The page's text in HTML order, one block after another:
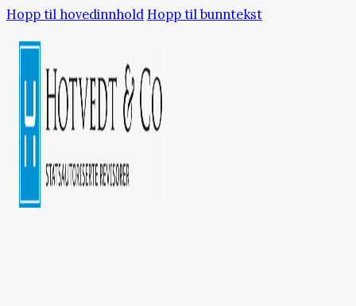
Hopp til hovedinnhold Hopp til bunntekst